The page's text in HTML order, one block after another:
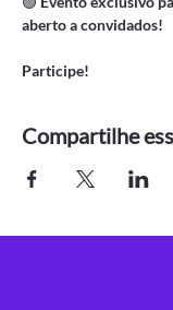
aberto a convidados!
Participe!
Compartilhe